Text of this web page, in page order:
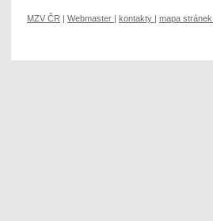
MZV ČR Webmaster kontakty mapa stránek